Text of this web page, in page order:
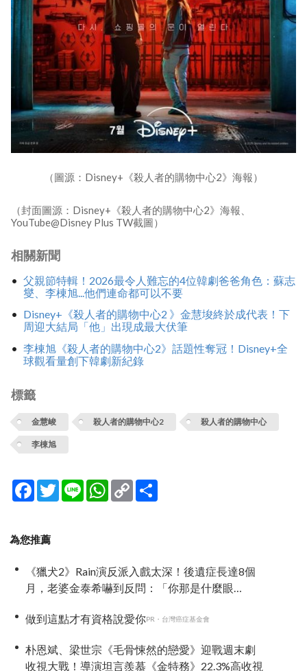
（圖源：Disney+《殺人者的購物中心2》海報）
（封面圖源：Disney+《殺人者的購物中心2》海報、
YouTube@Disney Plus TW截圖）
相關新聞
父親節特輯！2026最令人難忘的4位韓劇爸爸角色：蘇志
燮、李棟旭...他們連命都可以不要
Disney+《殺人者的購物中心2 》金慧埈終於成代表！下
周迎大結局「他」出現成最大伏筆
李棟旭《殺人者的購物中心2》話題性奪冠！Disney+全
球觀看量創下韓劇新紀錄
標籤
金慧峻 殺人者的購物中心2 殺人者的購物中心
李棟旭
Facebook
TwitterLine WhatsApp
Copy
Link
為您推薦
《獵犬2》Rain演反派入戲太深！後遺症長達8個
月，老婆金泰希嚇到反問：「你那是什麼眼
做到這點才有資格說愛你PR・台灣癌症基金會
朴恩斌、梁世宗《毛骨悚然的戀愛》迎戰週末劇
收視大戰！導演坦言羨慕《金特務》22.3%高收視